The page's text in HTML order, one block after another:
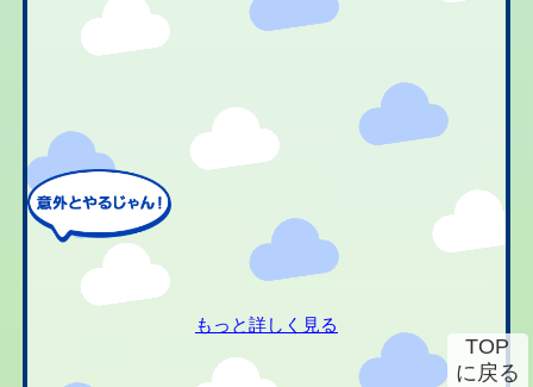
もっと詳しく見る
TOP
に戻る